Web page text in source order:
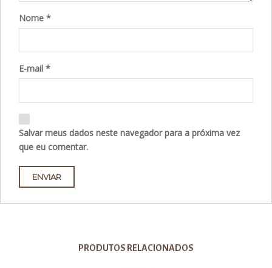
Nome *
E-mail *
Salvar meus dados neste navegador para a próxima vez
que eu comentar.
PRODUTOS RELACIONADOS